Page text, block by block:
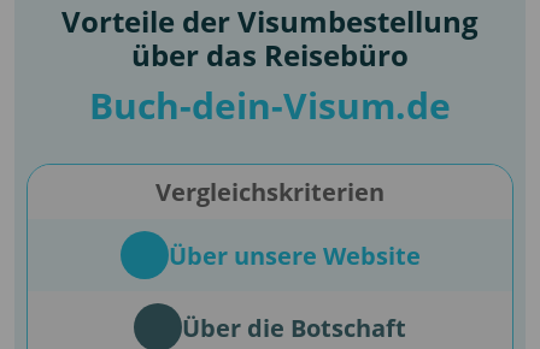
Vorteile der Visumbestellung
über das Reisebüro
Buch-dein-Visum.de
Vergleichskriterien
Über unsere Website
Über die Botschaft